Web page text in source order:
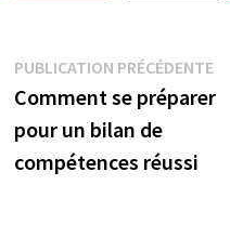
Navigation
de
l’article
PUBLICATION PRÉCÉDENTE
Comment se préparer
pour un bilan de
compétences réussi